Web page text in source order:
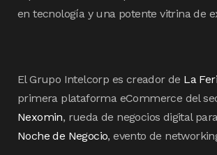
en tecnología y una potente vitrina de
El Grupo Intelcorp es creador de La
primera plataforma eCommerce del
Nexomin, rueda de negocios digital
Noche de Negocio, evento de